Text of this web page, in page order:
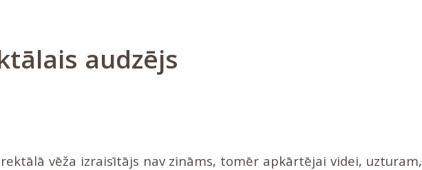
audzējs
vēža izraisītājs nav zināms, tomēr apkārtējai videi, uzturam,